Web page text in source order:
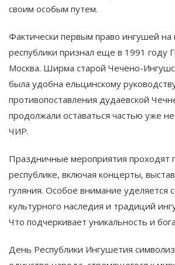
своим особым путем.
Фактически первым право ингушей
республики признал еще в 1991 году
Москва. Ширма старой Чечено-
была удобна ельцинскому
противопоставления дудаевской
продолжали оставаться частью уже
ЧИР.
Праздничные мероприятия проходят
республике, включая концерты,
гуляния. Особое внимание уделяется
культурного наследия и традиций
Что подчеркивает уникальность и
День Республики Ингушетия